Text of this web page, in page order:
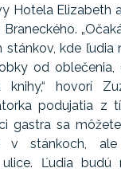
Hotela Elizabeth
stánkov, kde ľudia
od oblečenia,
hovorí
podujatia z
gastra sa
v stánkoch,
Ľudia budú